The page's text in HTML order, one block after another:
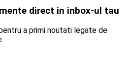
direct in inbox-ul tau
a primi noutati legate de